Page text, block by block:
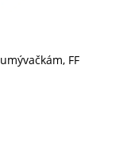
FF